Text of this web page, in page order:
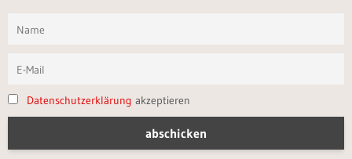
Datenschutzerklärung akzeptieren